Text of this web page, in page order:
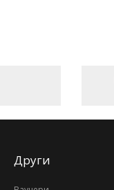
Други